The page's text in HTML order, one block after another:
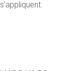
s'appliquent.